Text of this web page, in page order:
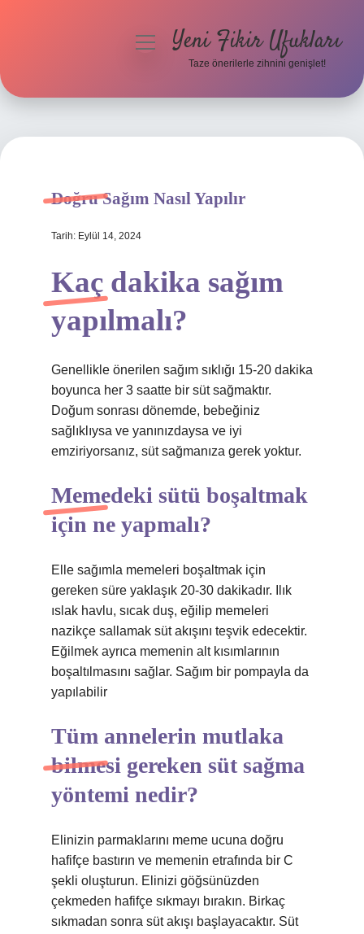
Hakkımızda
menüyüYeni Fikir Ufukları
Taze önerilerle zihnini genişlet!
Doğru Sağım Nasıl Yapılır
Tarih: Eylül 14, 2024
Kaç dakika sağım
yapılmalı?
Genellikle önerilen sağım sıklığı 15-20 dakika
boyunca her 3 saatte bir süt sağmaktır.
Doğum sonrası dönemde, bebeğiniz
sağlıklıysa ve yanınızdaysa ve iyi
emziriyorsanız, süt sağmanıza gerek yoktur.
Memedeki sütü boşaltmak
için ne yapmalı?
Elle sağımla memeleri boşaltmak için
gereken süre yaklaşık 20-30 dakikadır. Ilık
ıslak havlu, sıcak duş, eğilip memeleri
nazikçe sallamak süt akışını teşvik edecektir.
Eğilmek ayrıca memenin alt kısımlarının
boşaltılmasını sağlar. Sağım bir pompayla da
yapılabilir
Tüm annelerin mutlaka
bilmesi gereken süt sağma
yöntemi nedir?
Elinizin parmaklarını meme ucuna doğru
hafifçe bastırın ve memenin etrafında bir C
şekli oluşturun. Elinizi göğsünüzden
çekmeden hafifçe sıkmayı bırakın. Birkaç
sıkmadan sonra süt akışı başlayacaktır. Süt